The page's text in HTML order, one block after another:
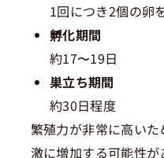
1回につき2個の卵
孵化期間
約17〜19日
巣立ち期間
約30日程度
繁殖力が非常に高い
激に増加する可能性が